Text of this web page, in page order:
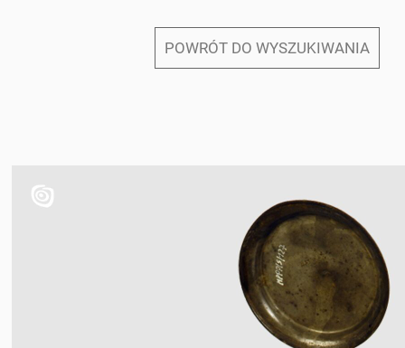
POWRÓT DO WYSZUKIWANIA